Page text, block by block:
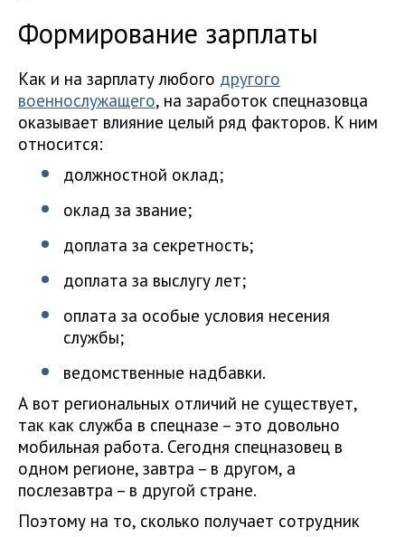
Формирование зарплаты
Как и на зарплату любого другого
военнослужащего, на заработок спецназовца
оказывает влияние целый ряд факторов. К ним
относится:
должностной оклад;
оклад за звание;
доплата за секретность;
доплата за выслугу лет;
оплата за особые условия несения
службы;
ведомственные надбавки.
А вот региональных отличий не существует,
так как служба в спецназе – это довольно
мобильная работа. Сегодня спецназовец в
одном регионе, завтра – в другом, а
послезавтра – в другой стране.
Поэтому на то, сколько получает сотрудник